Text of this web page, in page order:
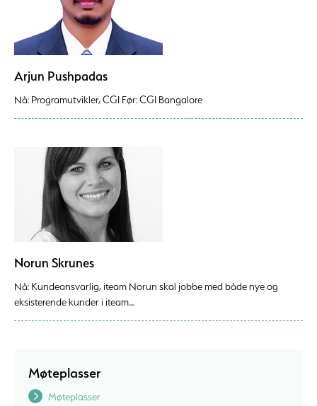
Arjun Pushpadas
Nå: Programutvikler, CGI Før: CGI Bangalore
Norun Skrunes
Nå: Kundeansvarlig, iteam Norun skal jobbe med både nye og
eksisterende kunder i iteam....
Møteplasser
Møteplasser